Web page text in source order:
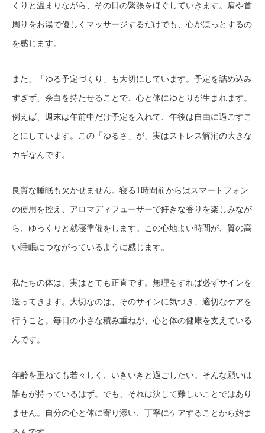
くりと温まりながら、その日の緊張をほぐしていきます。肩や首
周りをお湯で優しくマッサージするだけでも、心がほっとするの
を感じます。
また、「ゆる予定づくり」も大切にしています。予定を詰め込み
すぎず、余白を持たせることで、心と体にゆとりが生まれます。
例えば、週末は午前中だけ予定を入れて、午後は自由に過ごすこ
とにしています。この「ゆるさ」が、実はストレス解消の大きな
カギなんです。
良質な睡眠も欠かせません。寝る1時間前からはスマートフォン
の使用を控え、アロマディフューザーで好きな香りを楽しみなが
ら、ゆっくりと就寝準備をします。この心地よい時間が、質の高
い睡眠につながっているように感じます。
私たちの体は、実はとても正直です。無理をすれば必ずサインを
送ってきます。大切なのは、そのサインに気づき、適切なケアを
行うこと。毎日の小さな積み重ねが、心と体の健康を支えている
んです。
年齢を重ねても若々しく、いきいきと過ごしたい。そんな願いは
誰もが持っているはず。でも、それは決して難しいことではあり
ません。自分の心と体に寄り添い、丁寧にケアすることから始ま